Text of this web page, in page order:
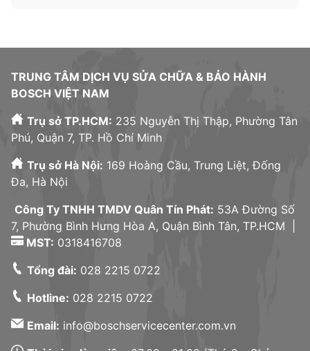
TRUNG TÂM DỊCH VỤ SỬA CHỮA & BẢO HÀNH
BOSCH VIỆT NAM
Trụ sở TP.HCM: 235 Nguyễn Thị Thập, Phường Tân
Phú, Quận 7, TP. Hồ Chí Minh
Trụ sở Hà Nội: 169 Hoàng Cầu, Trung Liệt, Đống
Đa, Hà Nội
Công Ty TNHH TMDV Quân Tín Phát: 53A Đường Số
7, Phường Bình Hưng Hòa A, Quận Bình Tân, TP.HCM |
MST: 0318416708
Tổng đài: 028 2215 0722
Hotline: 028 2215 0722
Email: info@boschservicecenter.com.vn